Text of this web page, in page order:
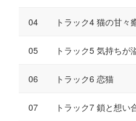
トラック4 猫の甘々
トラック5 気持ちが
トラック6 恋猫
トラック7 鎖と想い